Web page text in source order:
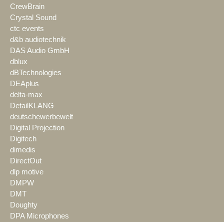
CrewBrain
Crystal Sound
ctc events
d&b audiotechnik
DAS Audio GmbH
dblux
dBTechnologies
DEAplus
delta-max
DetailKLANG
deutschewerbewelt
Digital Projection
Digitech
dimedis
DirectOut
dlp motive
DMPW
DMT
Doughty
DPA Microphones